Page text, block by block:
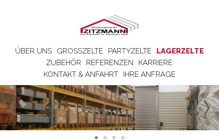
ÜBER UNS GROSSZELTE PARTYZELTE
LAGERZELTE
ZUBEHÖR
REFERENZEN
KARRIERE
KONTAKT & ANFAHRT
IHRE ANFRAGE